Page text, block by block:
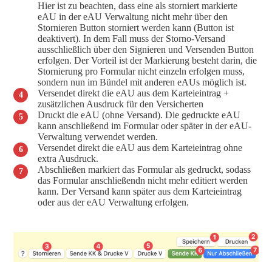
Hier ist zu beachten, dass eine als storniert markierte
eAU in der eAU Verwaltung nicht mehr über den
Stornieren Button storniert werden kann (Button ist
deaktivert). In dem Fall muss der Storno-Versand
ausschließlich über den Signieren und Versenden Button
erfolgen. Der Vorteil ist der Markierung besteht darin, die
Stornierung pro Formular nicht einzeln erfolgen muss,
sondern nun im Bündel mit anderen eAUs möglich ist.
Versendet direkt die eAU aus dem Karteieintrag +
zusätzlichen Ausdruck für den Versicherten
Druckt die eAU (ohne Versand). Die gedruckte eAU
kann anschließend im Formular oder später in der eAU-
Verwaltung verwendet werden.
Versendet direkt die eAU aus dem Karteieintrag ohne
extra Ausdruck.
Abschließen markiert das Formular als gedruckt, sodass
das Formular anschließendn nicht mehr editiert werden
kann. Der Versand kann später aus dem Karteieintrag
oder aus der eAU Verwaltung erfolgen.